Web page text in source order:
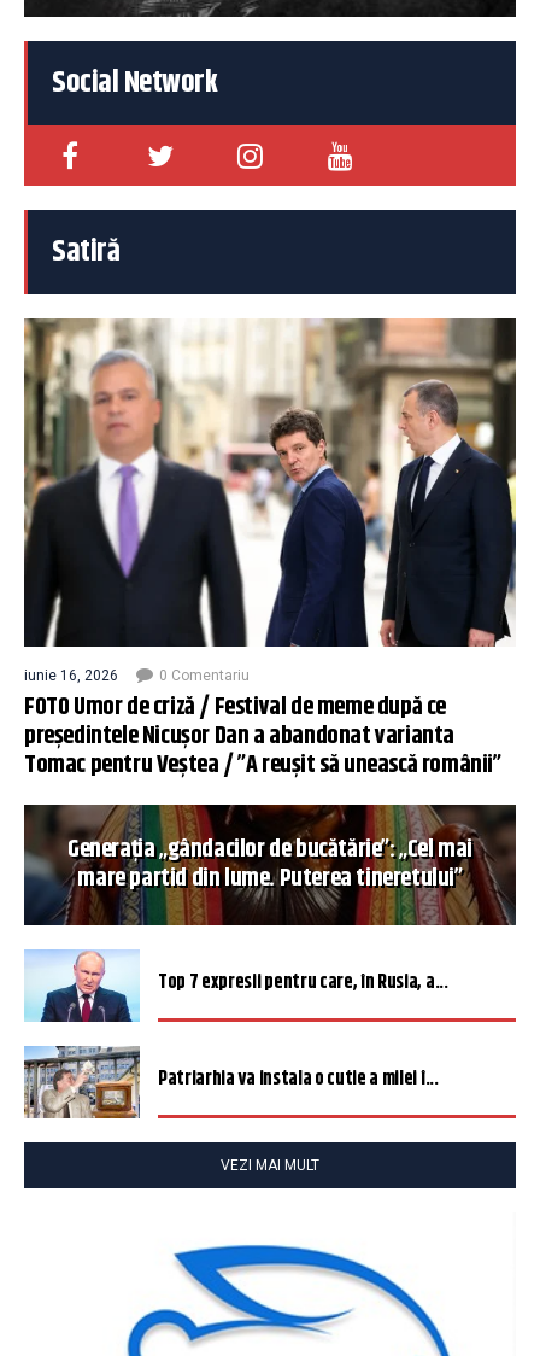
Social Network
Satiră
iunie 16, 2026 0 Comentariu
FOTO Umor de criză / Festival de meme după ce
președintele Nicușor Dan a abandonat varianta
Tomac pentru Veștea / ”A reușit să unească românii”
Generația „gândacilor de bucătărie”: „Cel mai
mare partid din lume. Puterea tineretului”
Top 7 expresii pentru care, în Rusia, a...
Patriarhia va instala o cutie a milei î...
VEZI MAI MULT